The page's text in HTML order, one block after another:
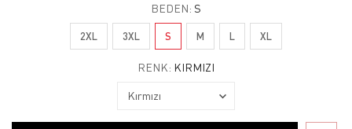
BEDEN: S
2XL 3XL S M L XL
RENK: KIRMIZI